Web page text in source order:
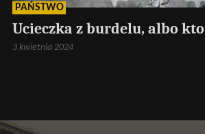
PAŃSTWO
Ucieczka z burdelu, albo
3 kwietnia 2024